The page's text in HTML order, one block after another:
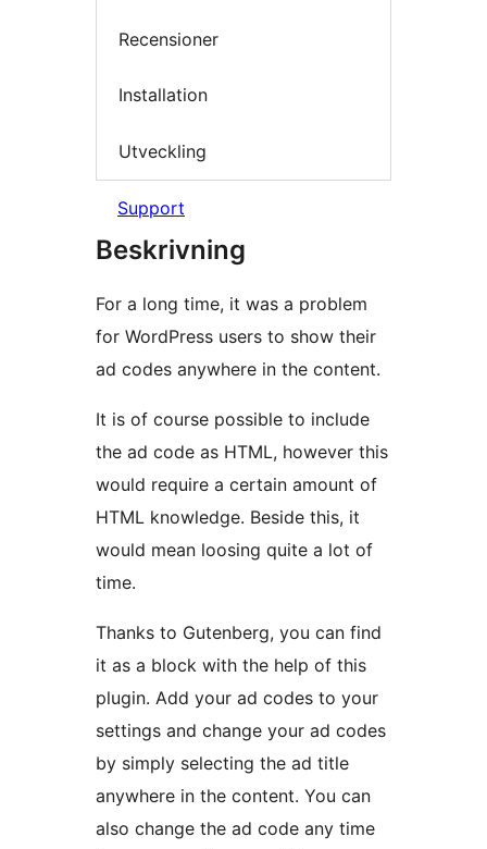
Recensioner
Installation
Utveckling
Support
Beskrivning
For a long time, it was a problem
for WordPress users to show their
ad codes anywhere in the content.
It is of course possible to include
the ad code as HTML, however this
would require a certain amount of
HTML knowledge. Beside this, it
would mean loosing quite a lot of
time.
Thanks to Gutenberg, you can find
it as a block with the help of this
plugin. Add your ad codes to your
settings and change your ad codes
by simply selecting the ad title
anywhere in the content. You can
also change the ad code any time